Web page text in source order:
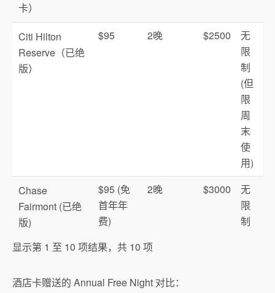
卡）
Citi Hilton
Reserve（已绝
版）
$95 2晚 $2500
无
限
制
(但
限
周
末
使
用)
Chase
Fairmont (已绝
版)
$95 (免
首年年
费)
2晚 $3000
无
限
制
显示第 1 至 10 项结果，共 10 项
酒店卡赠送的 Annual Free Night 对比：